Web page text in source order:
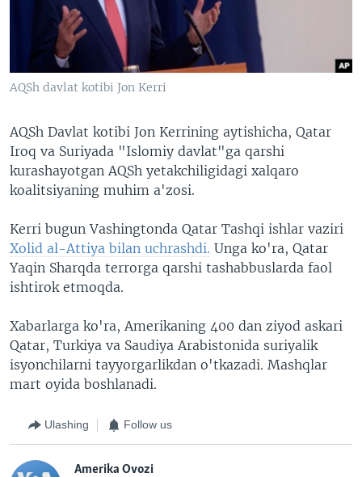
XABARLAR SURATLARDA
ODNOKLASSNIKI
TELEGRAM
TWITTER
AQSh davlat kotibi Jon Kerri
AQSh Davlat kotibi Jon Kerrining aytishicha, Qatar
Iroq va Suriyada "Islomiy davlat"ga qarshi
kurashayotgan AQSh yetakchiligidagi xalqaro
koalitsiyaning muhim a'zosi.
Kerri bugun Vashingtonda Qatar Tashqi ishlar vaziri
Xolid al-Attiya bilan uchrashdi. Unga ko'ra, Qatar
Yaqin Sharqda terrorga qarshi tashabbuslarda faol
ishtirok etmoqda.
Xabarlarga ko'ra, Amerikaning 400 dan ziyod askari
Qatar, Turkiya va Saudiya Arabistonida suriyalik
isyonchilarni tayyorgarlikdan o'tkazadi. Mashqlar
mart oyida boshlanadi.
Ulashing Follow us
Amerika Ovozi